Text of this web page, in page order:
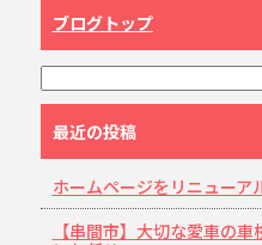
ブログトップ
最近の投稿
ホームページをリニューア
【串間市】大切な愛車の